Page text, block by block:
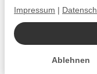
Ablehnen
Impressum